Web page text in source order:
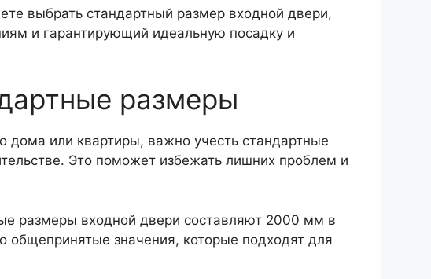
выбрать стандартный размер входной двери,
и гарантирующий идеальную посадку и
размеры
дома или квартиры, важно учесть стандартные
Это поможет избежать лишних проблем и
размеры входной двери составляют 2000 мм в
значения, которые подходят для